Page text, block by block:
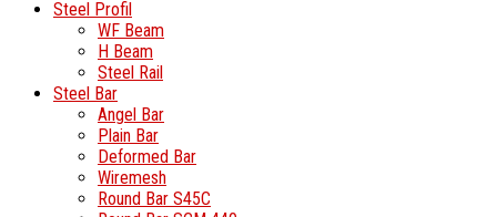
Steel Profil
WF Beam
H Beam
Steel Rail
Steel Bar
Angel Bar
Plain Bar
Deformed Bar
Wiremesh
Round Bar S45C